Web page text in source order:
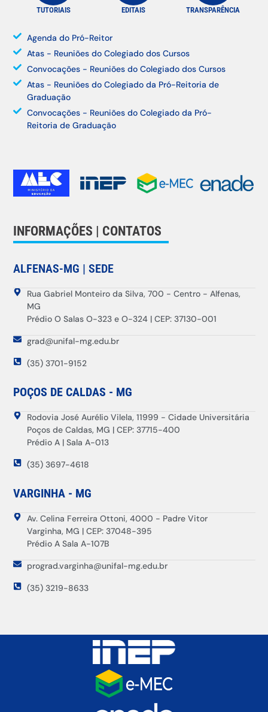
TUTORIAIS EDITAIS TRANSPARÊNCIA
Agenda do Pró-Reitor
Atas - Reuniões do Colegiado dos Cursos
Convocações - Reuniões do Colegiado dos Cursos
Atas - Reuniões do Colegiado da Pró-Reitoria de
Graduação
Convocações - Reuniões do Colegiado da Pró-
Reitoria de Graduação
INFORMAÇÕES | CONTATOS
ALFENAS-MG | SEDE
Rua Gabriel Monteiro da Silva, 700 - Centro - Alfenas,
MG
Prédio O Salas O-323 e O-324 | CEP: 37130-001
grad@unifal-mg.edu.br
(35) 3701-9152
POÇOS DE CALDAS - MG
Rodovia José Aurélio Vilela, 11999 - Cidade Universitária
Poços de Caldas, MG | CEP: 37715-400
Prédio A | Sala A-013
(35) 3697-4618
VARGINHA - MG
Av. Celina Ferreira Ottoni, 4000 - Padre Vitor
Varginha, MG | CEP: 37048-395
Prédio A Sala A-107B
prograd.varginha@unifal-mg.edu.br
(35) 3219-8633